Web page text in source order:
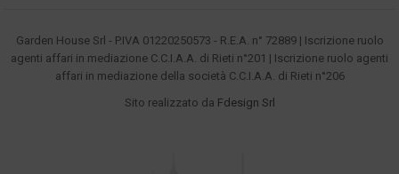
Garden House Srl - P.IVA 01220250573 - R.E.A. n° 72889 | Iscrizione ruolo
agenti affari in mediazione C.C.I.A.A. di Rieti n°201 | Iscrizione ruolo agenti
affari in mediazione della società C.C.I.A.A. di Rieti n°206
Sito realizzato da Fdesign Srl